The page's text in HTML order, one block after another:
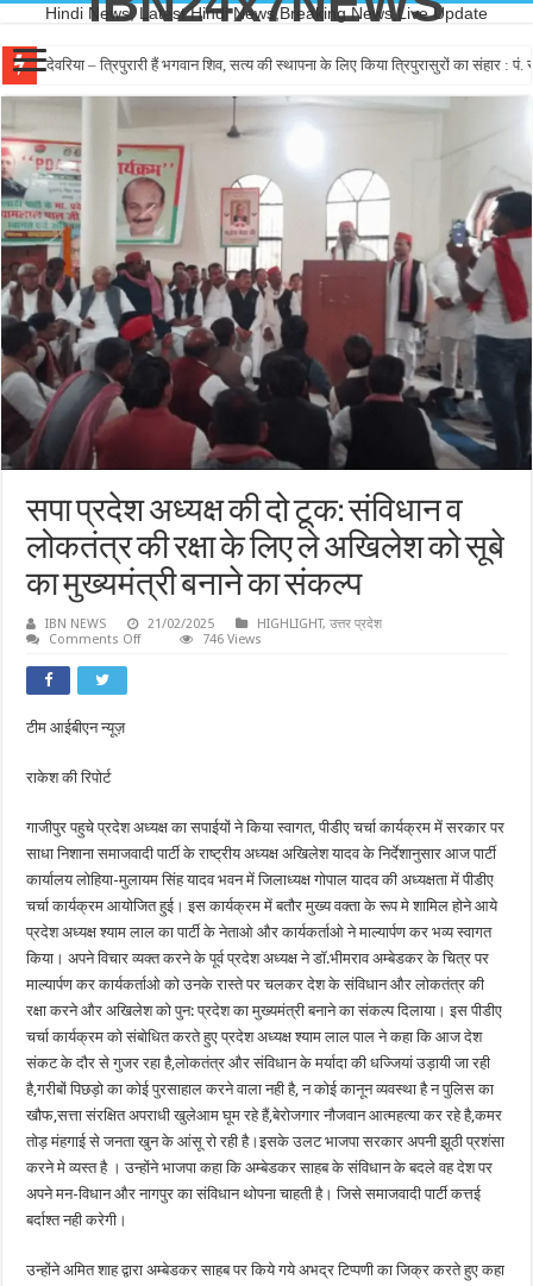
Hindi News, Latest Hindi News,Breaking News,Live Update
देवरिया – त्रिपुरारी हैं भगवान शिव, सत्य की स्थापना के लिए किया त्रिपुरासुरों का संहार : पं.
देवरिया – श्रद्धा और विश्वास ही शिव-पार्वती का स्वरूप : पं. राघवेन्द्र शास्त्री – शिव
सपा प्रदेश अध्यक्ष की दो टूक: संविधान व
लोकतंत्र की रक्षा के लिए ले अखिलेश को सूबे
का मुख्यमंत्री बनाने का संकल्प
IBN NEWS 21/02/2025 HIGHLIGHT,उत्तर प्रदेश
Comments Offon
के
ले
अखिलेश
को
सूबे
मुख्यमंत्री
का
संकल्प
746 Views
टीम आईबीएन न्यूज़
राकेश की रिपोर्ट
गाजीपुर पहुचे प्रदेश अध्यक्ष का सपाईयों ने किया स्वागत, पीडीए चर्चा कार्यक्रम में सरकार पर
साधा निशाना समाजवादी पार्टी के राष्ट्रीय अध्यक्ष अखिलेश यादव के निर्देशानुसार आज पार्टी
कार्यालय लोहिया-मुलायम सिंह यादव भवन में जिलाध्यक्ष गोपाल यादव की अध्यक्षता में पीडीए
चर्चा कार्यक्रम आयोजित हुई। इस कार्यक्रम में बतौर मुख्य वक्ता के रूप मे शामिल होने आये
प्रदेश अध्यक्ष श्याम लाल का पार्टी के नेताओ और कार्यकर्ताओ ने माल्यार्पण कर भव्य स्वागत
किया। अपने विचार व्यक्त करने के पूर्व प्रदेश अध्यक्ष ने डाॅ.भीमराव अम्बेडकर के चित्र पर
माल्यार्पण कर कार्यकर्ताओ को उनके रास्ते पर चलकर देश के संविधान और लोकतंत्र की
रक्षा करने और अखिलेश को पुन: प्रदेश का मुख्यमंत्री बनाने का संकल्प दिलाया। इस पीडीए
चर्चा कार्यक्रम को संबोधित करते हुए प्रदेश अध्यक्ष श्याम लाल पाल ने कहा कि आज देश
संकट के दौर से गुजर रहा है,लोकतंत्र और संविधान के मर्यादा की धज्जियां उड़ायी जा रही
है,गरीबों पिछड़ो का कोई पुरसाहाल करने वाला नही है, न कोई कानून व्यवस्था है न पुलिस का
खौफ,सत्ता संरक्षित अपराधी खुलेआम घूम रहे हैं,बेरोजगार नौजवान आत्महत्या कर रहे है,कमर
तोड़ मंहगाई से जनता खुन के आंसू रो रही है।इसके उलट भाजपा सरकार अपनी झूठी प्रशंसा
करने मे व्यस्त है । उन्होंने भाजपा कहा कि अम्बेडकर साहब के संविधान के बदले वह देश पर
अपने मन-विधान और नागपुर का संविधान थोपना चाहती है। जिसे समाजवादी पार्टी कत्तई
बर्दाश्त नही करेगी।
उन्होंने अमित शाह द्वारा अम्बेडकर साहब पर किये गये अभद्र टिप्पणी का जिक्र करते हुए कहा